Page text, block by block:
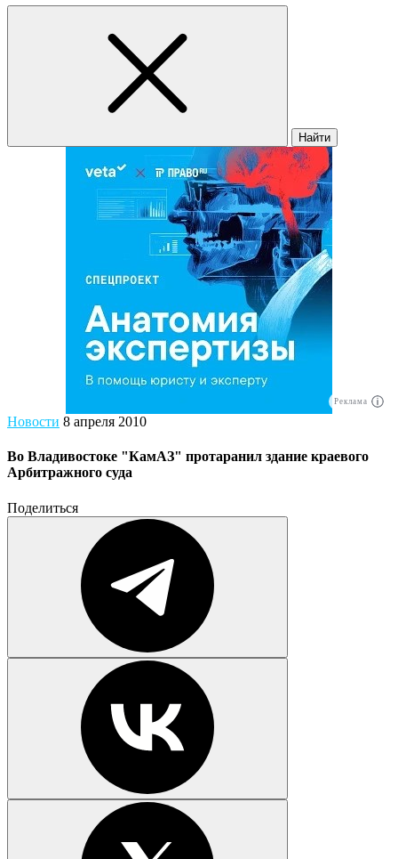
Найти
Реклама
Новости 8 апреля 2010
Во Владивостоке "КамАЗ" протаранил здание краевого
Арбитражного суда
Поделиться